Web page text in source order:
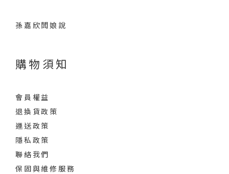
孫嘉欣闆娘說
購物須知
會員權益
退換貨政策
運送政策
隱私政策
聯絡我們
保固與維修服務